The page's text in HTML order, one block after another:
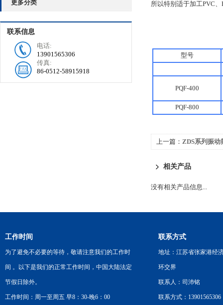
更多分类
联系信息
电话:
13901565306
传真:
86-0512-58915918
所以特别适于加工PVC
型号
PQF-400
PQF-800
上一篇： ZDS系列振动
相关产品
没有相关产品信息...
工作时间
为了避免不必要的等待，敬请注意我们的工作时
间 。以下是我们的正常工作时间，中国大陆法定
节假日除外。
工作时间：周一至周五 早8：30-晚6：00
联系方式
地址：江苏省张家港经
环交界
联系人：司沛铭
联系方式：13901565306